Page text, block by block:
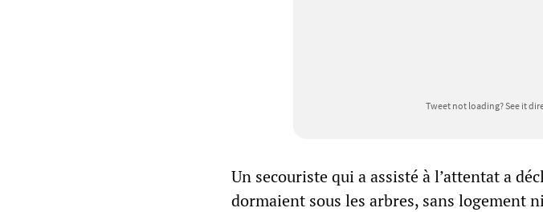
Tweet not loading?See it
Un secouriste qui a assisté à l’attentat a
dormaient sous les arbres, sans logement